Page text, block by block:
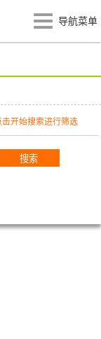
导航菜单
开始搜索进行筛选